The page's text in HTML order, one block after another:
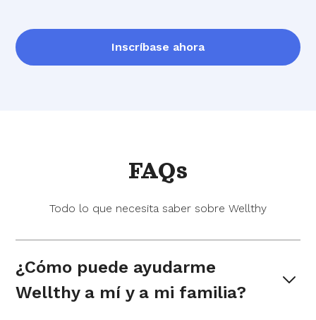
Inscríbase ahora
FAQs
Todo lo que necesita saber sobre Wellthy
¿Cómo puede ayudarme
Wellthy a mí y a mi familia?